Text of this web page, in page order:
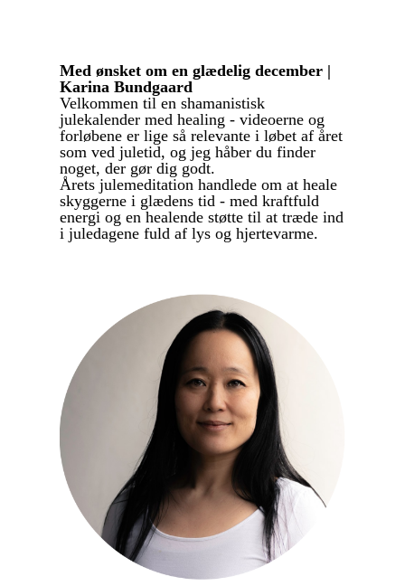
Med ønsket om en glædelig december |
Karina Bundgaard
Velkommen til en shamanistisk
julekalender med healing - videoerne og
forløbene er lige så relevante i løbet af året
som ved juletid, og jeg håber du finder
noget, der gør dig godt.
Årets julemeditation handlede om at heale
skyggerne i glædens tid - med kraftfuld
energi og en healende støtte til at træde ind
i juledagene fuld af lys og hjertevarme.
KØB JULEMEDITATION FOR 100 kr.